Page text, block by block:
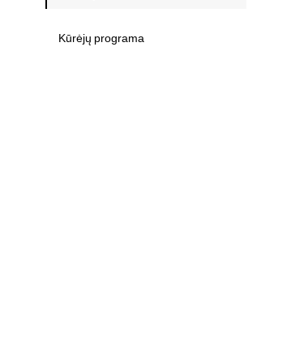
Kūrėjų programa